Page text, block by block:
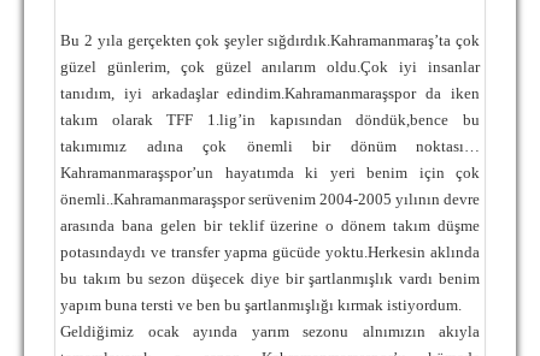
MARŞ & TEZAHÜRATLAR
KULÜP
AMBLEM
SPOR TESİSLERİ
YÖNETİM KURULU
PERSONEL
SPONSORLAR
Bu 2 yıla gerçekten çok şeyler sığdırdık.Kahramanmaraş’ta çok
güzel günlerim, çok güzel anılarım oldu.Çok iyi insanlar
tanıdım, iyi arkadaşlar edindim.Kahramanmaraşspor da iken
takım olarak TFF 1.lig’in kapısından döndük,bence bu
takımımız adına çok önemli bir dönüm noktası…
Kahramanmaraşspor’un hayatımda ki yeri benim için çok
önemli.. Kahramanmaraşspor serüvenim 2004-2005 yılının devre
arasında bana gelen bir teklif üzerine o dönem takım düşme
potasındaydı ve transfer yapma gücüde yoktu.Herkesin aklında
bu takım bu sezon düşecek diye bir şartlanmışlık vardı benim
yapım buna tersti ve ben bu şartlanmışlığı kırmak istiyordum.
Geldiğimiz ocak ayında yarım sezonu alnımızın akıyla